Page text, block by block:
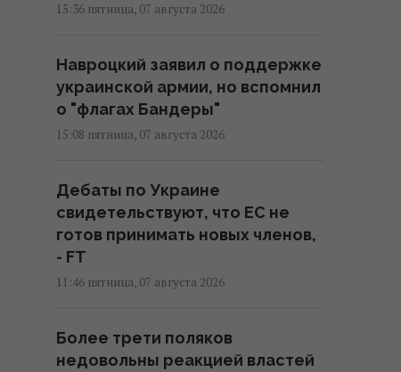
15:36 пятница, 07 августа 2026
Навроцкий заявил о поддержке
украинской армии, но вспомнил
о "флагах Бандеры"
15:08 пятница, 07 августа 2026
Дебаты по Украине
свидетельствуют, что ЕС не
готов принимать новых членов,
- FT
11:46 пятница, 07 августа 2026
Более трети поляков
недовольны реакцией властей